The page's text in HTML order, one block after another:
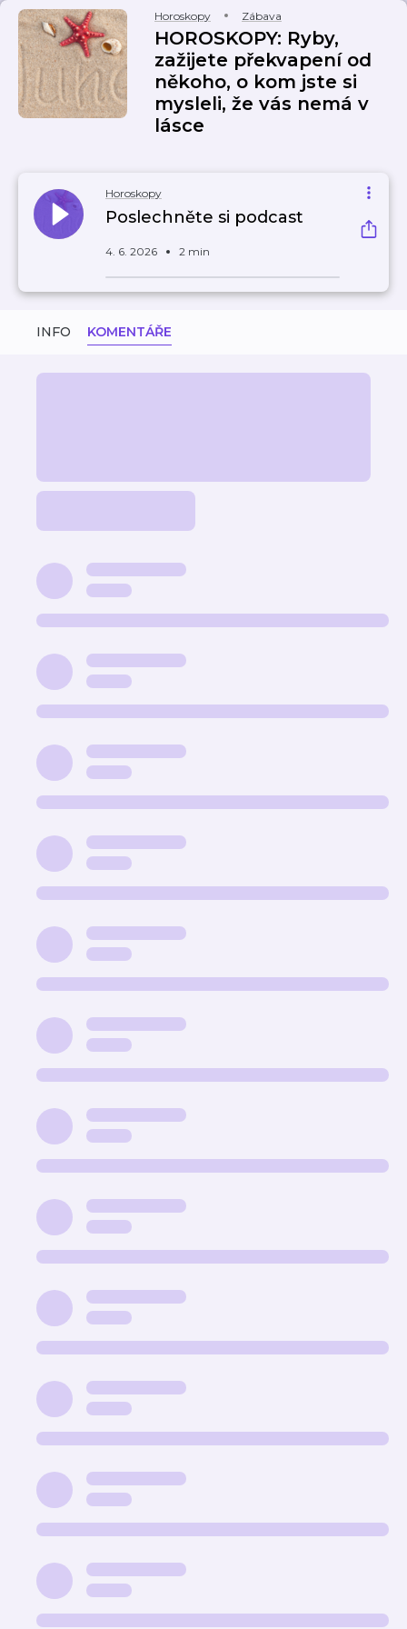
Horoskopy Zábava
HOROSKOPY: Ryby,
zažijete překvapení od
někoho, o kom jste si
mysleli, že vás nemá v
lásce
Horoskopy
Poslechněte si podcast
4. 6. 2026 2 min
INFO KOMENTÁŘE